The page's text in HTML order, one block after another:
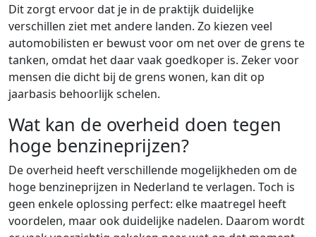
Dit zorgt ervoor dat je in de praktijk duidelijke
verschillen ziet met andere landen. Zo kiezen veel
automobilisten er bewust voor om net over de grens te
tanken, omdat het daar vaak goedkoper is. Zeker voor
mensen die dicht bij de grens wonen, kan dit op
jaarbasis behoorlijk schelen.
Wat kan de overheid doen tegen
hoge benzineprijzen?
De overheid heeft verschillende mogelijkheden om de
hoge benzineprijzen in Nederland te verlagen. Toch is
geen enkele oplossing perfect: elke maatregel heeft
voordelen, maar ook duidelijke nadelen. Daarom wordt